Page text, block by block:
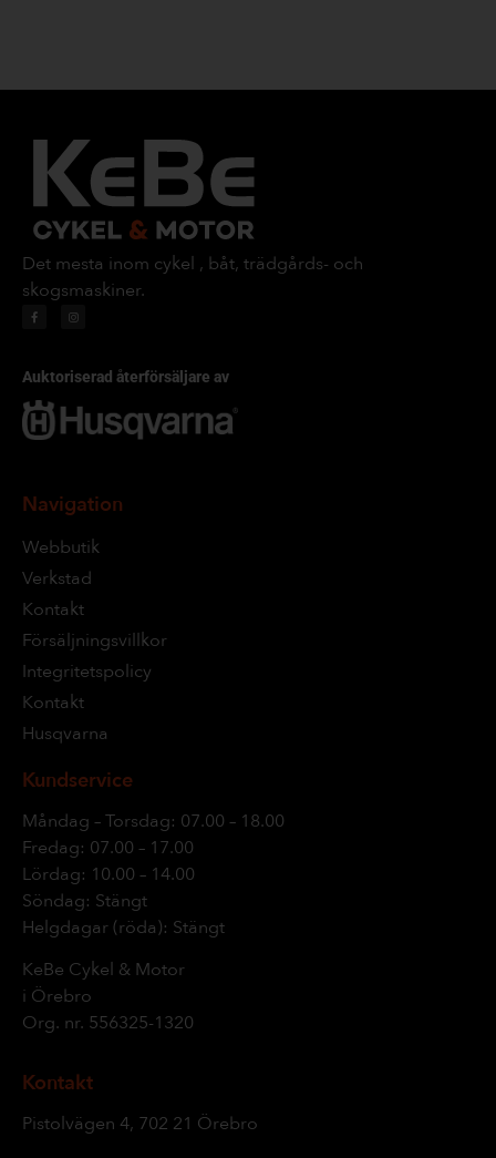
Det mesta inom cykel , båt, trädgårds- och
skogsmaskiner.
Auktoriserad återförsäljare av
Navigation
Webbutik
Verkstad
Kontakt
Försäljningsvillkor
Integritetspolicy
Kontakt
Husqvarna
Kundservice
Måndag – Torsdag: 07.00 – 18.00
Fredag: 07.00 – 17.00
Lördag: 10.00 – 14.00
Söndag: Stängt
Helgdagar (röda): Stängt
KeBe Cykel & Motor
i Örebro
Org. nr. 556325-1320
Kontakt
Pistolvägen 4, 702 21 Örebro